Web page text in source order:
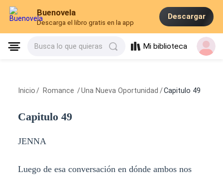
Buenovela
Descarga el libro gratis en la app
Descargar
Busca lo que quieras Mi biblioteca
Inicio / Romance /Una Nueva Oportunidad /Capitulo 49
Capitulo 49
JENNA
Luego de esa conversación en dónde ambos nos